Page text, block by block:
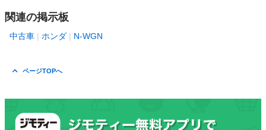
関連の掲示板
中古車 ホンダ N-WGN
ページTOPへ